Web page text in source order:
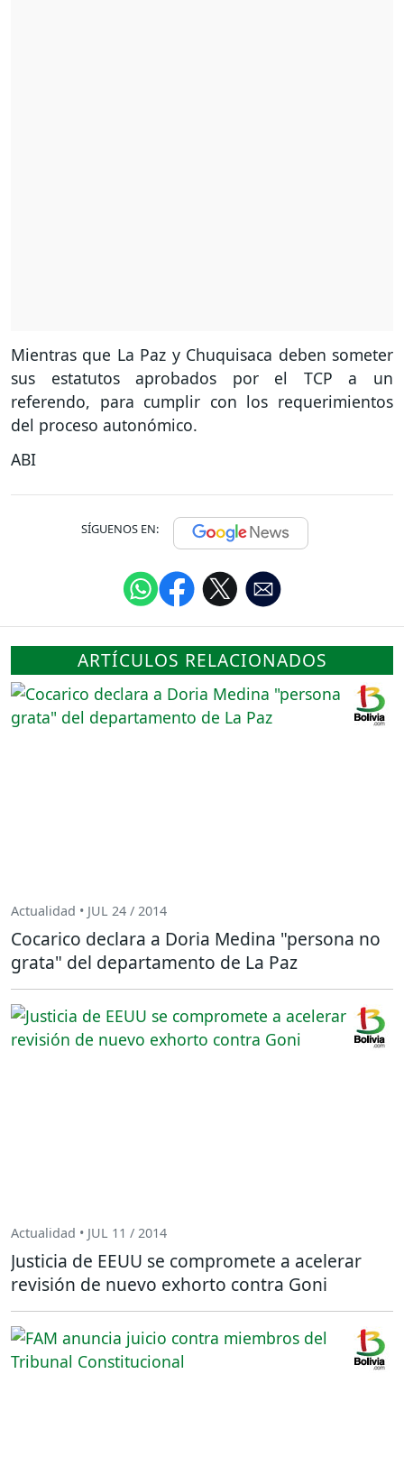
Mientras que La Paz y Chuquisaca deben someter
sus estatutos aprobados por el TCP a un
referendo, para cumplir con los requerimientos
del proceso autonómico.
ABI
SÍGUENOS EN:
ARTÍCULOS RELACIONADOS
Actualidad • JUL 24 / 2014
Cocarico declara a Doria Medina "persona no
grata" del departamento de La Paz
Actualidad • JUL 11 / 2014
Justicia de EEUU se compromete a acelerar
revisión de nuevo exhorto contra Goni